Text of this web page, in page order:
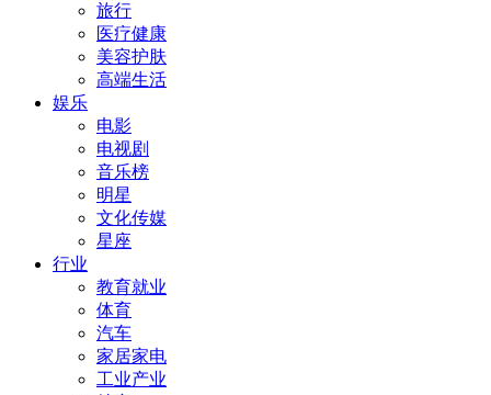
旅行
医疗健康
美容护肤
高端生活
娱乐
电影
电视剧
音乐榜
明星
文化传媒
星座
行业
教育就业
体育
汽车
家居家电
工业产业